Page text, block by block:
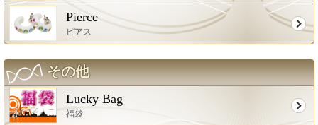
Pierce
ピアス
その他
Lucky Bag
福袋